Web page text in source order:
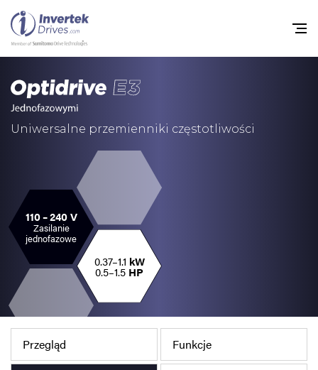
Uniwersalne przemienniki częstotliwości
110 – 240 V
Zasilanie
jednofazowe
0.37–1.1 kW
0.5–1.5 HP
Przegląd Funkcje
Przemienniki
Polityka prywatności
Mapa strony